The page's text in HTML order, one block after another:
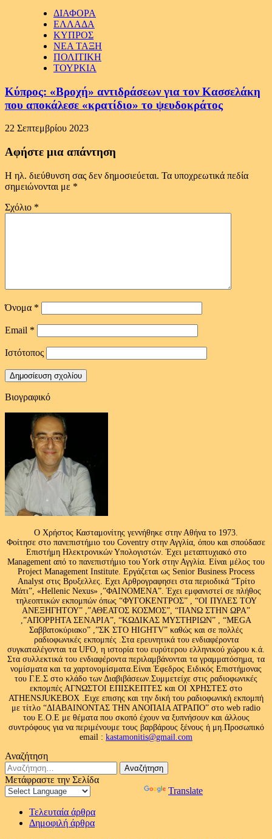
ΔΙΑΦΟΡΑ
ΕΛΛΑΔΑ
ΚΥΠΡΟΣ
ΝΕΑ ΤΑΞΗ
ΠΟΛΙΤΙΚΗ
ΤΟΥΡΚΙΑ
Κύπρος: «Βροχή» αντιδράσεων για τον Κασσελάκη
που αποκάλεσε «κρατίδιο» το ψευδοκράτος
22 Σεπτεμβρίου 2023
Αφήστε μια απάντηση
Η ηλ. διεύθυνση σας δεν δημοσιεύεται. Τα υποχρεωτικά πεδία
σημειώνονται με *
Σχόλιο *
Όνομα *
Email *
Ιστότοπος
Βιογραφικό
Ο Χρήστος Κασταμονίτης γεννήθηκε στην Αθήνα το 1973.
Φοίτησε στο πανεπιστήμιο του Coventry στην Αγγλία, όπου και σπούδασε
Επιστήμη Ηλεκτρονικών Υπολογιστών. Έχει μεταπτυχιακό στο
Management από το πανεπιστήμιο του Υork στην Αγγλία. Είναι μέλος του
Project Management Institute. Εργάζεται ως Senior Business Process
Analyst στις Βρυξελλες. Εχει Αρθρογραφησει στα περιοδικά “Τρίτο
Μάτι”, «Hellenic Nexus» ,”ΦΑΙΝΟΜΕΝΑ”. Έχει εμφανιστεί σε πλήθος
τηλεοπτικών εκπομπών όπως “ΦΥΓΟΚΕΝΤΡΟΣ” , “ΟΙ ΠΥΛΕΣ ΤΟΥ
ΑΝΕΞΗΓΗΤΟΥ” ,”ΑΘΕΑΤΟΣ ΚΟΣΜΟΣ”, “ΠΑΝΩ ΣΤΗΝ ΩΡΑ”
,”ΑΠΟΡΡΗΤΑ ΣΕΝΑΡΙΑ”, “ΚΩΔΙΚΑΣ ΜΥΣΤΗΡΙΩΝ” , “MEGA
Σαββατοκύριακο” ,”ΣΚ ΣΤΟ HIGHTV” καθώς και σε πολλές
ραδιοφωνικές εκπομπές .Στα ερευνητικά του ενδιαφέροντα
συγκαταλέγονται τα UFO, η ιστορία του ευρύτερου ελληνικού χώρου κ.ά.
Στα συλλεκτικά του ενδιαφέροντα περιλαμβάνονται τα γραμματόσημα, τα
νομίσματα και τα χαρτονομίσματα.Είναι Έφεδρος Ειδικός Επιστήμονας
του Γ.Ε.Σ στο κλάδο των Διαβιβάσεων.Συμμετείχε στις ραδιοφωνικές
εκπομπές ΑΓΝΩΣΤΟΙ ΕΠΙΣΚΕΠΤΕΣ και ΟΙ ΧΡΗΣΤΕΣ στο
ATHENSJUKEBOX .Ειχε επισης και την δική του ραδιοφωνική εκπομπή
με τίτλο “ΔΙΑΒΑΙΝΟΝΤΑΣ ΤΗΝ ΑΝΟΠΑΙΑ ΑΤΡΑΠΟ” στο web radio
του Ε.Ο.Ε με θέματα που σκοπό έχουν να ξυπνήσουν και άλλους
συντρόφους για να περιμένουμε τους βαρβάρους ξένους ή μη.Προσωπικό
email : kastamonitis@gmail.com
Αναζήτηση
Αναζήτηση
για:
Μετάφραστε την Σελίδα
Translate
Τελευταία άρθρα
Δημοφιλή άρθρα